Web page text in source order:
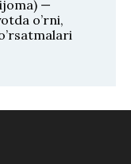
—
o’rni,